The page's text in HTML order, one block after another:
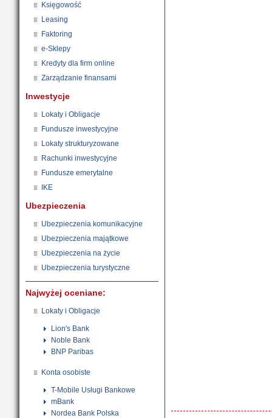
Księgowość
Leasing
Faktoring
e-Sklepy
Kredyty dla firm online
Zarządzanie finansami
Inwestycje
Lokaty i Obligacje
Fundusze inwestycyjne
Lokaty strukturyzowane
Rachunki inwestycyjne
Fundusze emerytalne
IKE
Ubezpieczenia
Ubezpieczenia komunikacyjne
Ubezpieczenia majątkowe
Ubezpieczenia na życie
Ubezpieczenia turystyczne
Najwyżej oceniane:
Lokaty i Obligacje
Lion's Bank
Noble Bank
BNP Paribas
Konta osobiste
T-Mobile Usługi Bankowe
mBank
Nordea Bank Polska